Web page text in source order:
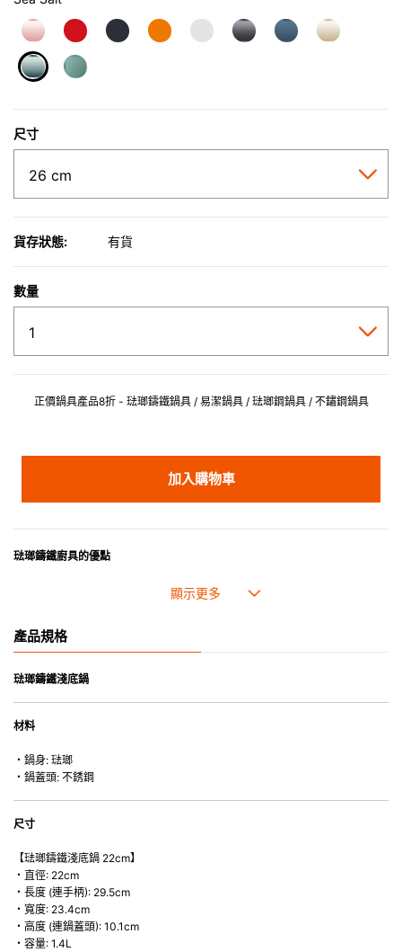
尺寸
貨存狀態: 有貨
數量
正價鍋具產品8折 - 琺瑯鑄鐵鍋具 / 易潔鍋具 / 琺瑯鋼鍋具 / 不鏽鋼鍋具
加入購物車
琺瑯鑄鐵廚具的優點
• 琺瑯鑄鐵傳熱性均勻，不會產生過熱點。
• 重身的鍋蓋能有助防止蒸氣溜走,易於 保持食物的原汁原味。
• 琺瑯抗酸鹼，不會殘留氣味，安全衛生。
產品規格
琺瑯鑄鐵淺底鍋
材料
・鍋身: 琺瑯
・鍋蓋頭: 不銹鋼
尺寸
【琺瑯鑄鐵淺底鍋 22cm】
・直徑: 22cm
・長度 (連手柄): 29.5cm
・寬度: 23.4cm
・高度 (連鍋蓋頭): 10.1cm
・容量: 1.4L